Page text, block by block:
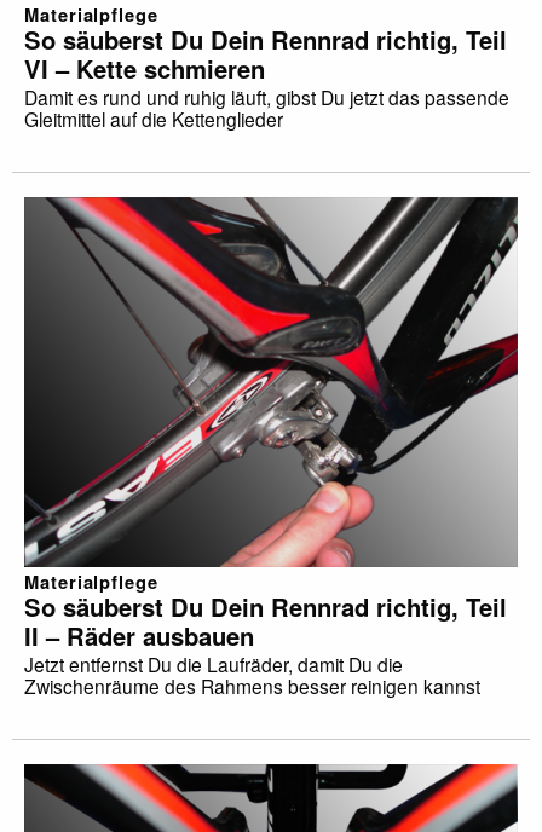
Materialpflege
So säuberst Du Dein Rennrad richtig, Teil
VI – Kette schmieren
Damit es rund und ruhig läuft, gibst Du jetzt das passende
Gleitmittel auf die Kettenglieder
Materialpflege
So säuberst Du Dein Rennrad richtig, Teil
II – Räder ausbauen
Jetzt entfernst Du die Laufräder, damit Du die
Zwischenräume des Rahmens besser reinigen kannst